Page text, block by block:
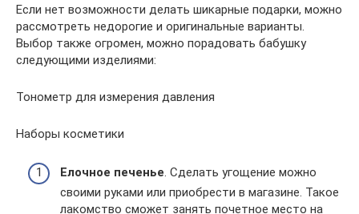
Если нет возможности делать шикарные подарки, можно
рассмотреть недорогие и оригинальные варианты.
Выбор также огромен, можно порадовать бабушку
следующими изделиями:
Тонометр для измерения давления
Наборы косметики
Елочное печенье. Сделать угощение можно
своими руками или приобрести в магазине. Такое
лакомство сможет занять почетное место на